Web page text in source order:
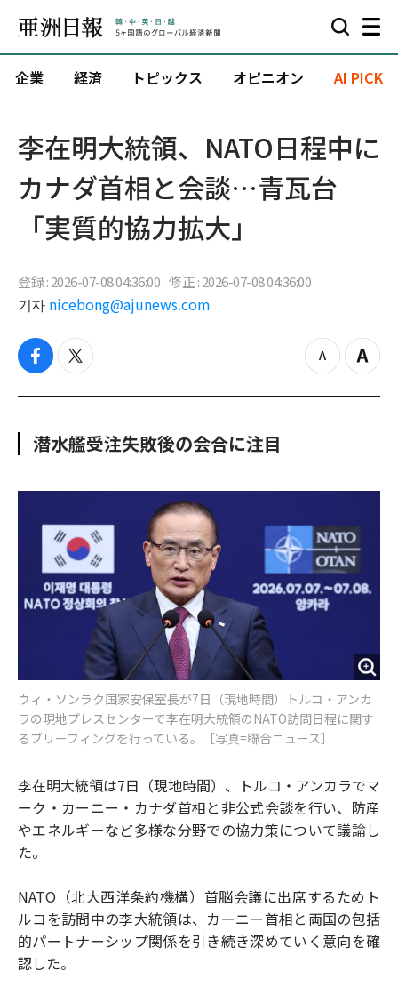
企業 経済 トピックス オピニオン AI PICK
李在明大統領、NATO日程中に
カナダ首相と会談…青瓦台
「実質的協力拡大」
登録 : 2026-07-08 04:36:00 修正 : 2026-07-08 04:36:00
기자 nicebong@ajunews.com
f
c
o
t
i
e
z
o
Z
o
潜水艦受注失敗後の会合に注目
ウィ・ソンラク国家安保室長が7日（現地時間）トルコ・アンカ
ラの現地プレスセンターで李在明大統領のNATO訪問日程に関す
るブリーフィングを行っている。［写真=聯合ニュース］
李在明大統領は7日（現地時間）、トルコ・アンカラでマ
ーク・カーニー・カナダ首相と非公式会談を行い、防産
やエネルギーなど多様な分野での協力策について議論し
た。
NATO（北大西洋条約機構）首脳会議に出席するためト
ルコを訪問中の李大統領は、カーニー首相と両国の包括
的パートナーシップ関係を引き続き深めていく意向を確
認した。